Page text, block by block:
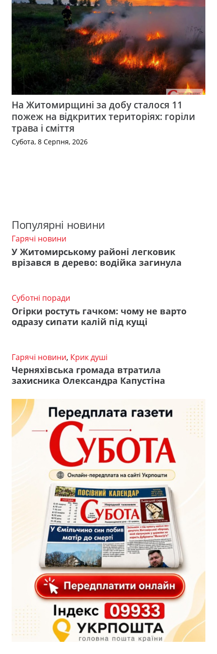
На Житомирщині за добу сталося 11
пожеж на відкритих територіях: горіли
трава і сміття
Субота, 8 Серпня, 2026
Популярні новини
Гарячі новини
У Житомирському районі легковик
врізався в дерево: водійка загинула
Суботні поради
Огірки ростуть гачком: чому не варто
одразу сипати калій під кущі
Гарячі новини, Крик душі
Черняхівська громада втратила
захисника Олександра Капустіна